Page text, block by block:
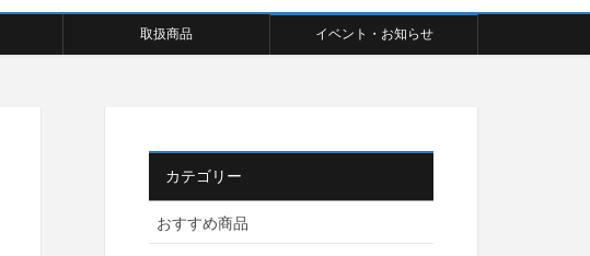
取扱商品 イベント・お知らせ
カテゴリー
おすすめ商品